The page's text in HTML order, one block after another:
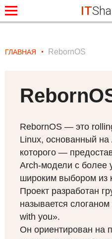
IT
ГЛАВНАЯ RebornOS
RebornOS — это
Linux, основанный на
которого —
Arch-модели с более
широким выбором из
Проект разработан
называется
with you».
Он ориентирован на